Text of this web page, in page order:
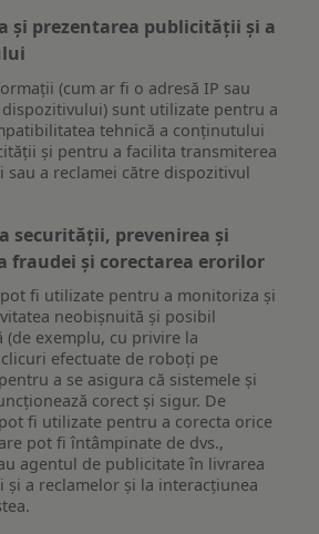
și prezentarea publicității și a
(cum ar fi o adresă IP sau
sunt utilizate pentru a
tehnică a conținutului
și pentru a facilita transmiterea
sau a reclamei către dispozitivul
securității, prevenirea și
fraudei și corectarea erorilor
fi utilizate pentru a monitoriza și
neobișnuită și posibil
(de exemplu, cu privire la
efectuate de roboți pe
a se asigura că sistemele și
corect și sigur. De
fi utilizate pentru a corecta orice
pot fi întâmpinate de dvs.,
agentul de publicitate în livrarea
și a reclamelor și la interacțiunea